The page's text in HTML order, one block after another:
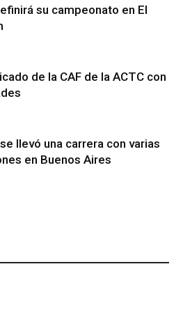
su campeonato en El
de la CAF de la ACTC con
llevó una carrera con varias
en Buenos Aires